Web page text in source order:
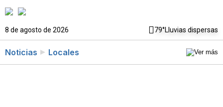
8 de agosto de 2026 79°Lluvias dispersas
Noticias Locales